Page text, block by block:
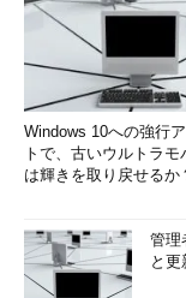
Windows 10への強行
トで、古いウルトラモ
は輝きを取り戻せるか
管理
と